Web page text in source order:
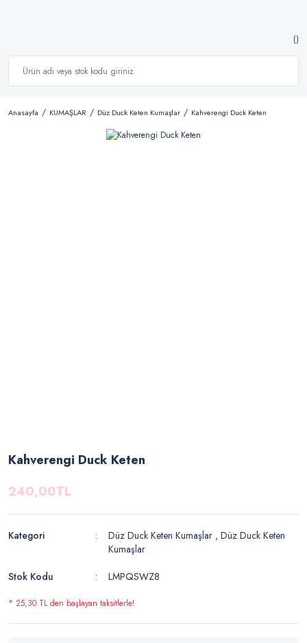
Anasayfa KUMAŞLAR Düz Duck Keten Kumaşlar Kahverengi Duck Keten
Kahverengi Duck Keten
240,00TL
Kategori Düz Duck Keten Kumaşlar ,Düz Duck Keten
Kumaşlar
Stok Kodu
LMPQSWZ8
* 25,30 TL den başlayan taksitlerle!